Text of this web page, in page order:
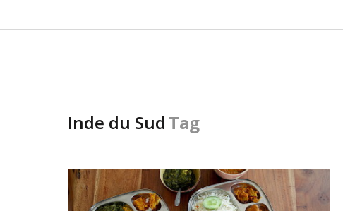
Inde du Sud Tag
LIRE LA SUITE